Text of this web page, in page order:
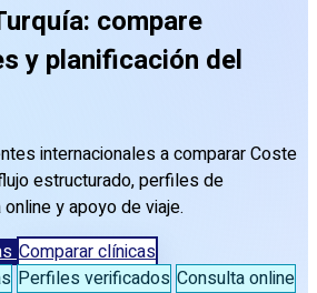
compare
y planificación del
internacionales a comparar Coste
estructurado, perfiles de
y apoyo de viaje.
Comparar clínicas
Perfiles verificados Consulta online